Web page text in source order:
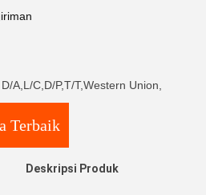
A,L/C,D/P,T/T,Western Union,
Terbaik
Deskripsi Produk